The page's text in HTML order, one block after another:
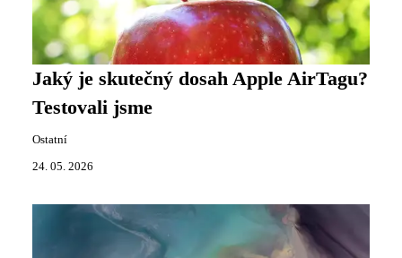
Jaký je skutečný dosah Apple AirTagu?
Testovali jsme
Ostatní
24. 05. 2026